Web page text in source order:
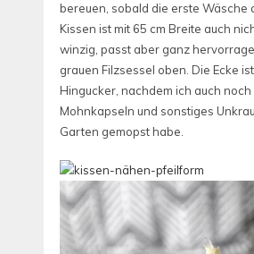
bereuen, sobald die erste Wäsche
Kissen ist mit 65 cm Breite auch
winzig, passt aber ganz
grauen Filzsessel oben. Die Ecke
Hingucker, nachdem ich auch
Mohnkapseln und sonstiges
Garten gemopst habe.